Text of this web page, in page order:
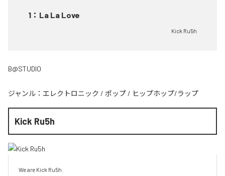
1 ： La La Love
Kick Ru5h
B@STUDIO
ジャンル： エレクトロニック / ポップ / ヒップホップ/ラップ
Kick Ru5h
We are Kick Ru5h.